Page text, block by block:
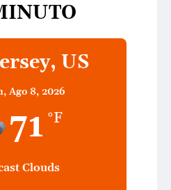
US
Ago 8, 2026
71 °F
Clouds